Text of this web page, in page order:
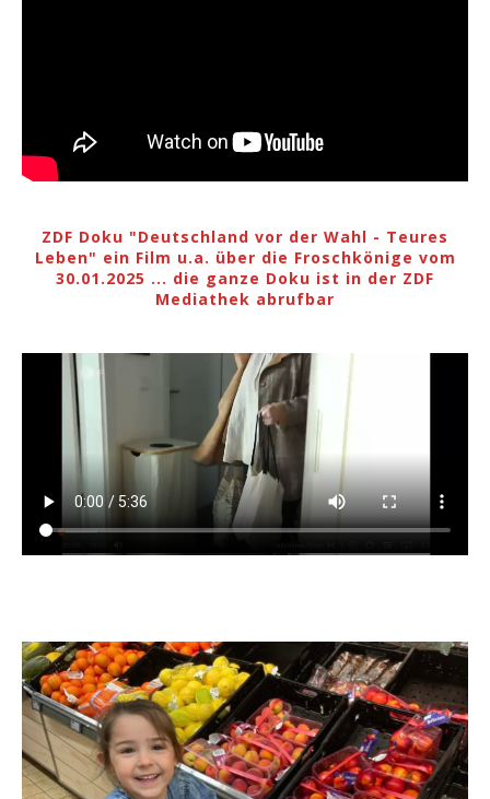
ZDF Doku "Deutschland vor der Wahl - Teures
Leben" ein Film u.a. über die Froschkönige vom
30.01.2025 ... die ganze Doku ist in der ZDF
Mediathek abrufbar